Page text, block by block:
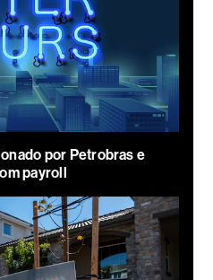
por Petrobras e
payroll